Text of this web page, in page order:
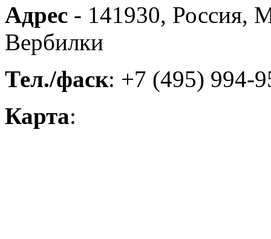
Адрес - 141930, Россия,
Вербилки
Тел./фаск: +7 (495) 994-
Карта: